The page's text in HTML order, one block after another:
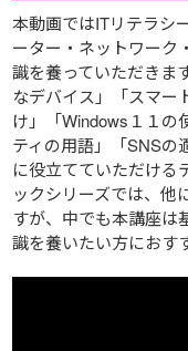
本動画ではITリテラシ
ーター・ネットワーク
識を養っていただきま
なデバイス」「スマー
け」「Windows１１の
ティの用語」「SNSの
に役立てていただける
ックシリーズでは、他
すが、中でも本講座は
識を養いたい方におす